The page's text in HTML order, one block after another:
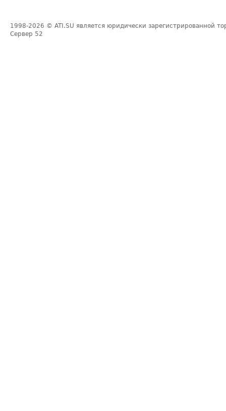
1998-2026 © ATI.SU является юридически зарегистрированной
Сервер 52